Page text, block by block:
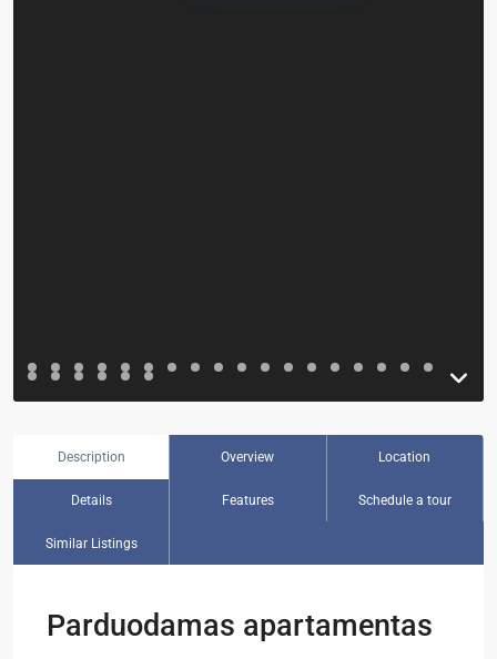
Description Overview Location
Details Features Schedule a tour
Similar Listings
Parduodamas apartamentas